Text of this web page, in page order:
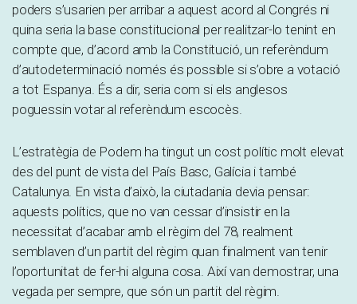
poders s’usarien per arribar a aquest acord al Congrés ni
quina seria la base constitucional per realitzar-lo tenint en
compte que, d’acord amb la Constitució, un referèndum
d’autodeterminació només és possible si s’obre a votació
a tot Espanya. És a dir, seria com si els anglesos
poguessin votar al referèndum escocès.
L’estratègia de Podem ha tingut un cost polític molt elevat
des del punt de vista del País Basc, Galícia i també
Catalunya. En vista d’això, la ciutadania devia pensar:
aquests polítics, que no van cessar d’insistir en la
necessitat d’acabar amb el règim del 78, realment
semblaven d’un partit del règim quan finalment van tenir
l’oportunitat de fer-hi alguna cosa. Així van demostrar, una
vegada per sempre, que són un partit del règim.